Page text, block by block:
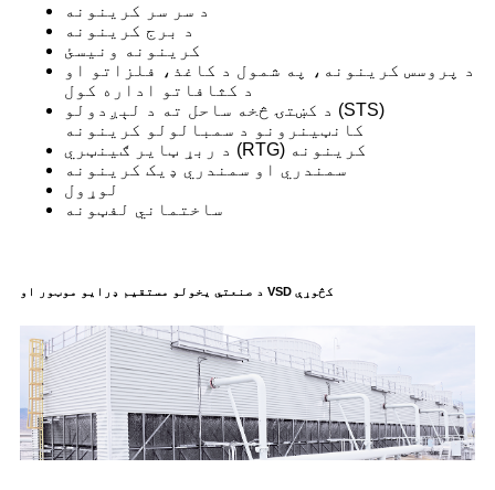
د سر سر کرینونه
د برج کرینونه
کرینونه ونیسئ
د پروسس کرینونه، په شمول د کاغذ، فلزاتو او
د کثافاتو اداره کول
د کښتۍ څخه ساحل ته د لېږدولو (STS)
کانټینرونو د سمبالولو کرینونه
د ربړ ټایر ګینټري (RTG) کرینونه
سمندري او سمندري ډیک کرینونه
لوړول
ساختماني لفټونه
د صنعتي یخولو مستقیم ډرایو موټور او VSD کڅوړې